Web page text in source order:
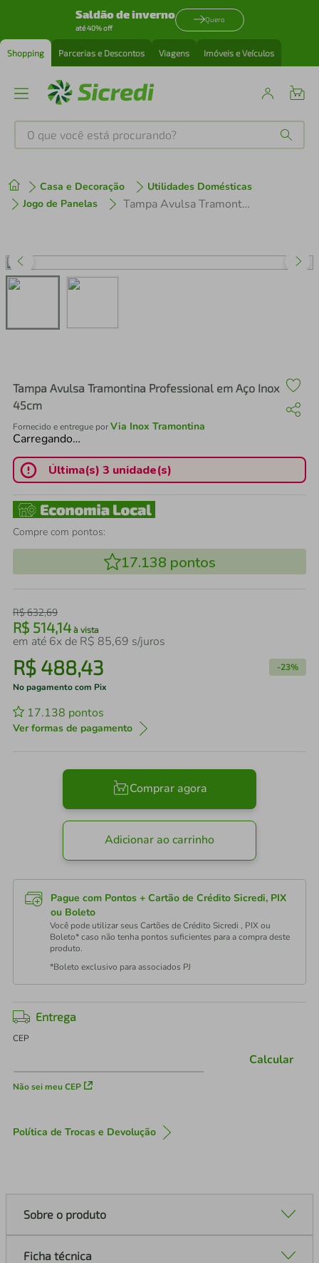
Saldão de inverno
até 40% off
Quero
Shopping Parcerias e Descontos Viagens Imóveis e Veículos
O que você está procurando?
Casa e Decoração
Utilidades Domésticas
Jogo de Panelas
Tampa Avulsa Tramontina Professional em Aço Inox 45cm
Tampa Avulsa Tramontina Professional em Aço Inox
45cm
Fornecido e entregue porVia Inox Tramontina
Carregando…
Última(s) 3 unidade(s)
Compre com pontos:
17.138 pontos
R$632,69
R$ 514,14 à vista
em até 6x de R$ 85,69 s/juros
R$ 488,43 -23%
No pagamento com Pix
17.138 pontos
Ver formas de pagamento
Comprar agora
Adicionar ao carrinho
Pague com Pontos + Cartão de Crédito Sicredi, PIX
ou Boleto
Você pode utilizar seus Cartões de Crédito Sicredi , PIX ou
Boleto* caso não tenha pontos suficientes para a compra deste
produto.
*Boleto exclusivo para associados PJ
Entrega
CEP
Não sei meu CEP
Calcular
Política de Trocas e Devolução
Sobre o produto
Ficha técnica
1º tenis
3º perfume